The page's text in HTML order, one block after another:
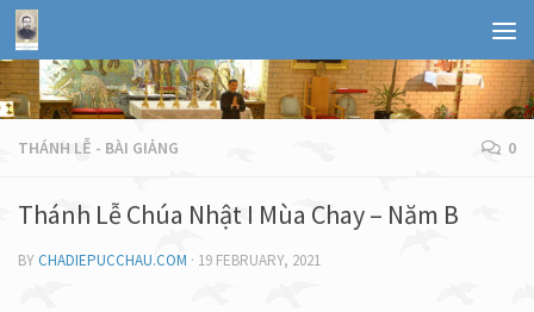
THÁNH LỄ - BÀI GIẢNG 0
Thánh Lễ Chúa Nhật I Mùa Chay – Năm B
BY CHADIEPUCCHAU.COM · 19 FEBRUARY, 2021